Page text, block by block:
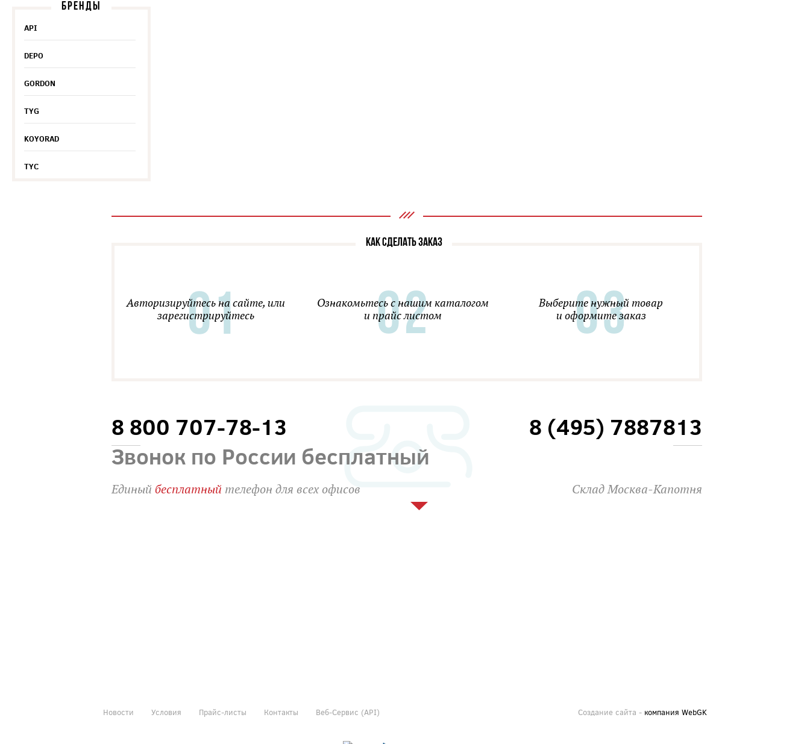
БРЕНДЫ
API
DEPO
GORDON
TYG
KOYORAD
TYC
КАК СДЕЛАТЬ ЗАКАЗ
Авторизируйтесь на сайте, или
зарегистрируйтесь
Ознакомьтесь с нашим каталогом
и прайс листом
Выберите нужный товар
и оформите заказ
8 800 707-78-13
Звонок по России бесплатный
8 (495) 7887813
Единыйбесплатный телефон для всех офисов Склад Москва-Капотня
Новости Условия Прайс-листы Контакты Веб-Сервис (API) Создание сайта - компания WebGK